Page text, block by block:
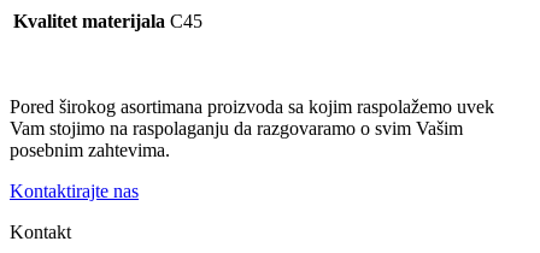
Kvalitet materijala C45
Pored širokog asortimana proizvoda sa kojim raspolažemo uvek
Vam stojimo na raspolaganju da razgovaramo o svim Vašim
posebnim zahtevima.
Kontaktirajte nas
Kontakt